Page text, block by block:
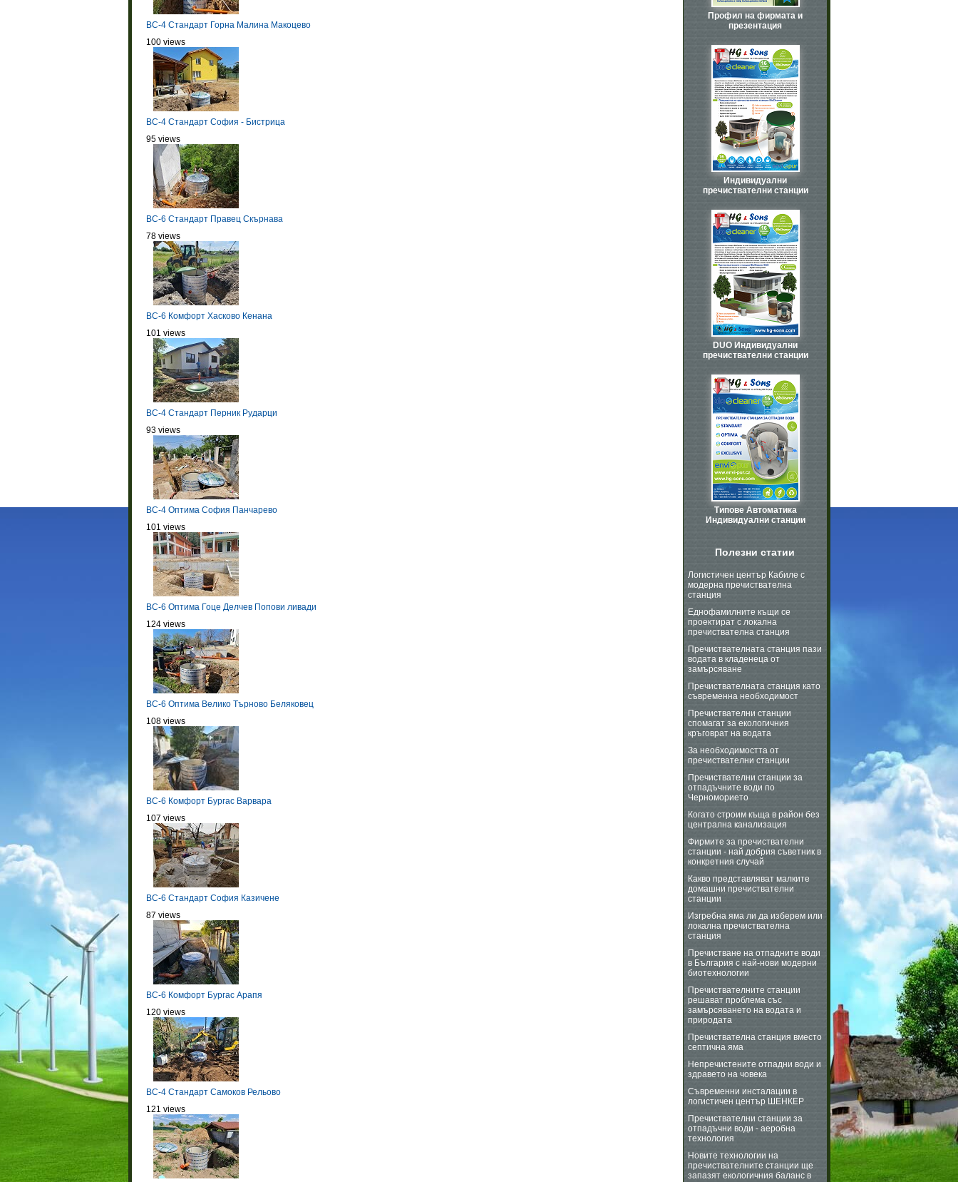
BC-4 Стандарт Горна Малина Макоцево
100 views
BC-4 Стандарт София - Бистрица
95 views
BC-6 Стандарт Правец Скърнава
78 views
BC-6 Комфорт Хасково Кенана
101 views
BC-4 Стандарт Перник Рударци
93 views
BC-4 Оптима София Панчарево
101 views
BC-6 Оптима Гоце Делчев Попови ливади
124 views
BC-6 Оптима Велико Търново Беляковец
108 views
BC-6 Комфорт Бургас Варвара
107 views
BC-6 Стандарт София Казичене
87 views
BC-6 Комфорт Бургас Арапя
120 views
BC-4 Стандарт Самоков Рельово
121 views
Профил на фирмата и
презентация
Индивидуални
пречиствателни станции
DUO Индивидуални
пречиствателни станции
Типове Автоматика
Индивидуални станции
Полезни статии
Логистичен център Кабиле с
модерна пречиствателна
станция
Еднофамилните къщи се
проектират с локална
пречиствателна станция
Пречиствателната станция пази
водата в кладенеца от
замърсяване
Пречиствателната станция като
съвременна необходимост
Пречиствателни станции
спомагат за екологичния
кръговрат на водата
За необходимостта от
пречиствателни станции
Пречиствателни станции за
отпадъчните води по
Черноморието
Когато строим къща в район без
централна канализация
Фирмите за пречиствателни
станции - най добрия съветник в
конкретния случай
Какво представляват малките
домашни пречиствателни
станции
Изгребна яма ли да изберем или
локална пречиствателна
станция
Пречистване на отпадните води
в България с най-нови модерни
биотехнологии
Пречиствателните станции
решават проблема със
замърсяването на водата и
природата
Пречиствателна станция вместо
септична яма
Непречистените отпадни води и
здравето на човека
Съвременни инсталации в
логистичен център ШЕНКЕР
Пречиствателни станции за
отпадъчни води - аеробна
технология
Новите технологии на
пречиствателните станции ще
запазят екологичния баланс в